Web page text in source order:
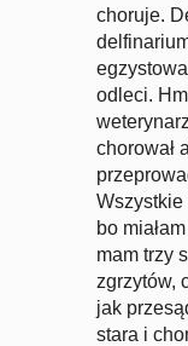
choruje.
odleci.
chorował
Wszystkie
bo
mam trzy
zgrzytów,
jak
stara i